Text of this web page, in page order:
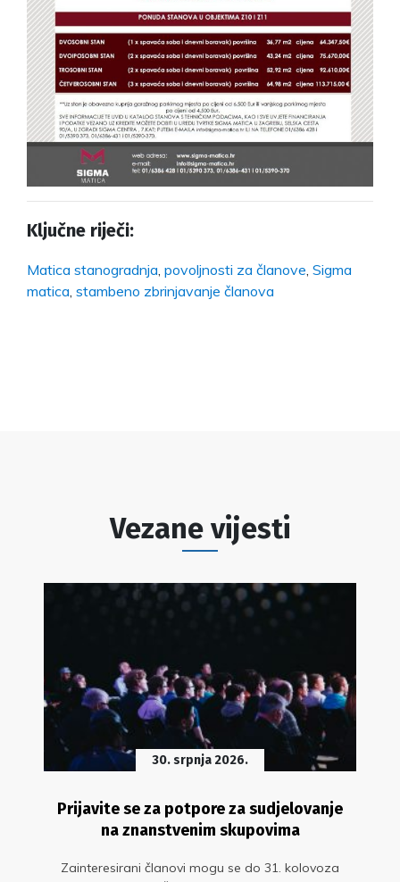
Ključne riječi:
Matica stanogradnja, povoljnosti za članove, Sigma
matica, stambeno zbrinjavanje članova
Vezane vijesti
30. srpnja 2026.
Prijavite se za potpore za sudjelovanje
na znanstvenim skupovima
Zainteresirani članovi mogu se do 31. kolovoza